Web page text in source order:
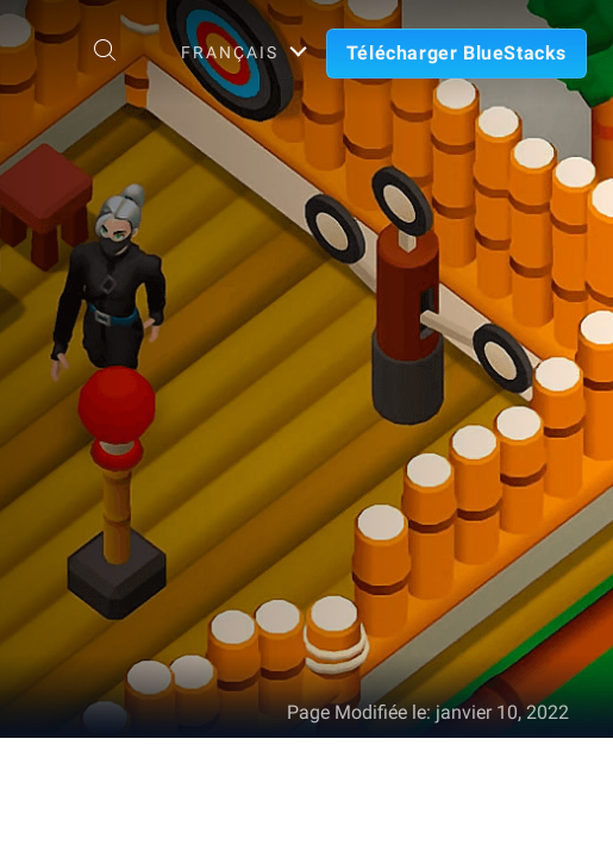
FRANÇAIS Télécharger BlueStacks
Page Modifiée le:janvier 10, 2022